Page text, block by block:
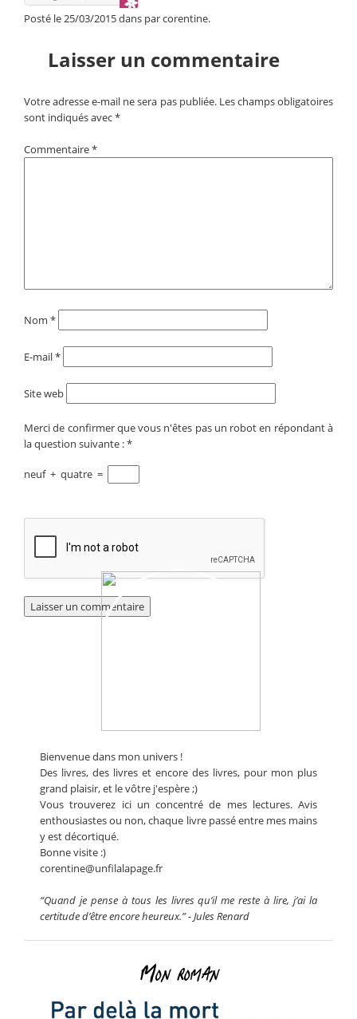
Posté le 25/03/2015 dans par corentine.
Laisser un commentaire
Votre adresse e-mail ne sera pas publiée. Les champs obligatoires
sont indiqués avec*
Commentaire*
Nom *
E-mail*
Site web
Merci de confirmer que vous n'êtes pas un robot en répondant à
la question suivante :*
neuf + quatre =
Bienvenue dans mon univers !
Des livres, des livres et encore des livres, pour mon plus
grand plaisir, et le vôtre j'espère ;)
Vous trouverez ici un concentré de mes lectures. Avis
enthousiastes ou non, chaque livre passé entre mes mains
y est décortiqué.
Bonne visite :)
corentine@unfilalapage.fr
“Quand je pense à tous les livres qu’il me reste à lire, j’ai la
certitude d’être encore heureux.” - Jules Renard
Mon roman